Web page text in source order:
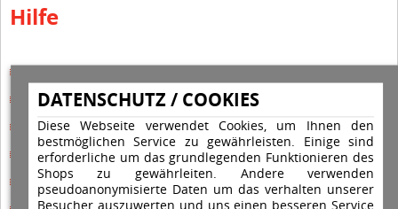
DATENSCHUTZ / COOKIES
Diese Webseite verwendet Cookies, um Ihnen den
bestmöglichen Service zu gewährleisten. Einige sind
erforderliche um das grundlegenden Funktionieren des
Shops zu gewährleiten. Andere verwenden
pseudoanonymisierte Daten um das verhalten unserer
Besucher auszuwerten und uns einen besseren Service
Hilfe
Hilfe Editor
Hilfe-Multicolorstempel
Hilfe-Rundstempel
Hilfe Rundstempel Holz
Hilfe Stempelkissen wechseln